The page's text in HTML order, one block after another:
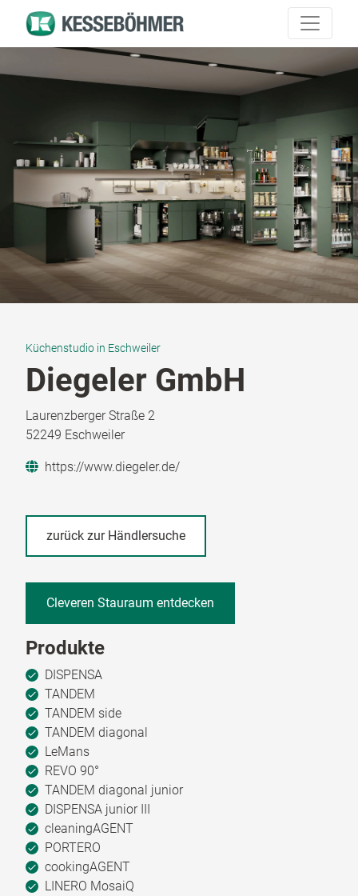
Küchenstudio in Eschweiler
Diegeler GmbH
Laurenzberger Straße 2
52249 Eschweiler
https://www.diegeler.de/
zurück zur Händlersuche
Cleveren Stauraum entdecken
Produkte
DISPENSA
TANDEM
TANDEM side
TANDEM diagonal
LeMans
REVO 90°
TANDEM diagonal junior
DISPENSA junior III
cleaningAGENT
PORTERO
cookingAGENT
LINERO MosaiQ